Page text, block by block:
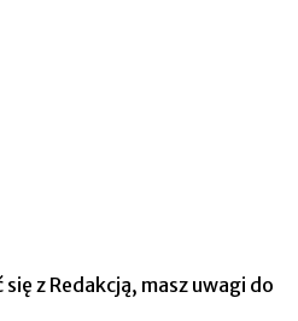
z Redakcją, masz uwagi do